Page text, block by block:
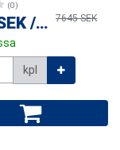
(0)
/ kpl7645 SEK
kpl